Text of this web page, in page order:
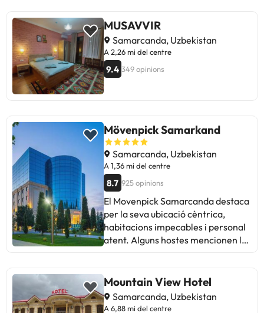
MUSAVVIR
Samarcanda, Uzbekistan
A 2,26 mi del centre
9.4 349 opinions
Mövenpick Samarkand
Samarcanda, Uzbekistan
A 1,36 mi del centre
8.7 925 opinions
El Movenpick Samarcanda destaca
per la seva ubicació cèntrica,
habitacions impecables i personal
atent. Alguns hostes mencionen la
esmorzar ofereix varietat, tot i que
el cafè és millorable. La presència
de sorolls a les habitacions pot
Mountain View Hotel
Samarcanda, Uzbekistan
A 6,88 mi del centre